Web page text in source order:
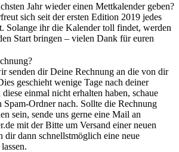
Jahr wieder einen Mettkalender geben?
sich seit der ersten Edition 2019 jedes
Solange ihr die Kalender toll findet, werden
Start bringen – vielen Dank für euren
senden dir Deine Rechnung an die von dir
geschieht wenige Tage nach deiner
einmal nicht erhalten haben, schaue
Spam-Ordner nach. Sollte die Rechnung
sein, sende uns gerne eine Mail an
mit der Bitte um Versand einer neuen
dir dann schnellstmöglich eine neue